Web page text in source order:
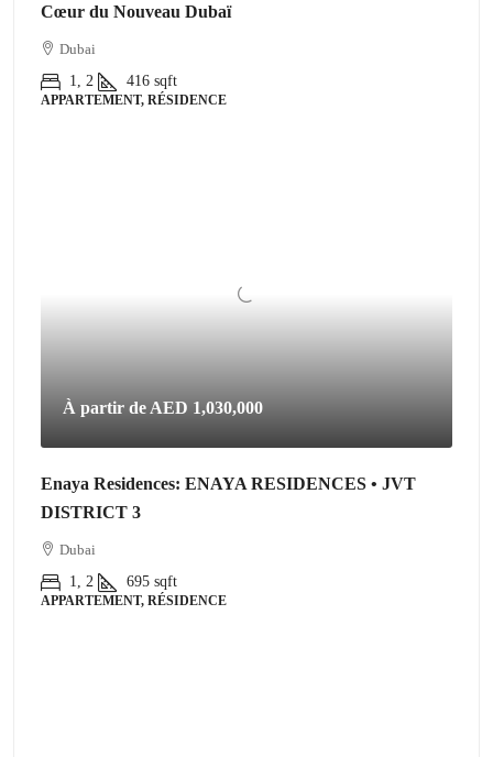
Cœur du Nouveau Dubaï
Dubai
1, 2
416 sqft
APPARTEMENT, RÉSIDENCE
À partir de AED 1,030,000
Enaya Residences: ENAYA RESIDENCES • JVT
DISTRICT 3
Dubai
1, 2
695 sqft
APPARTEMENT, RÉSIDENCE